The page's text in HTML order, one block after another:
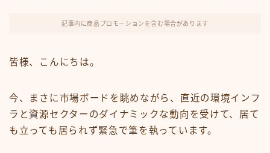
記事内に商品プロモーションを含む場合があります
皆様、こんにちは。
今、まさに市場ボードを眺めながら、直近の環境インフ
ラと資源セクターのダイナミックな動向を受けて、居て
も立っても居られず緊急で筆を執っています。